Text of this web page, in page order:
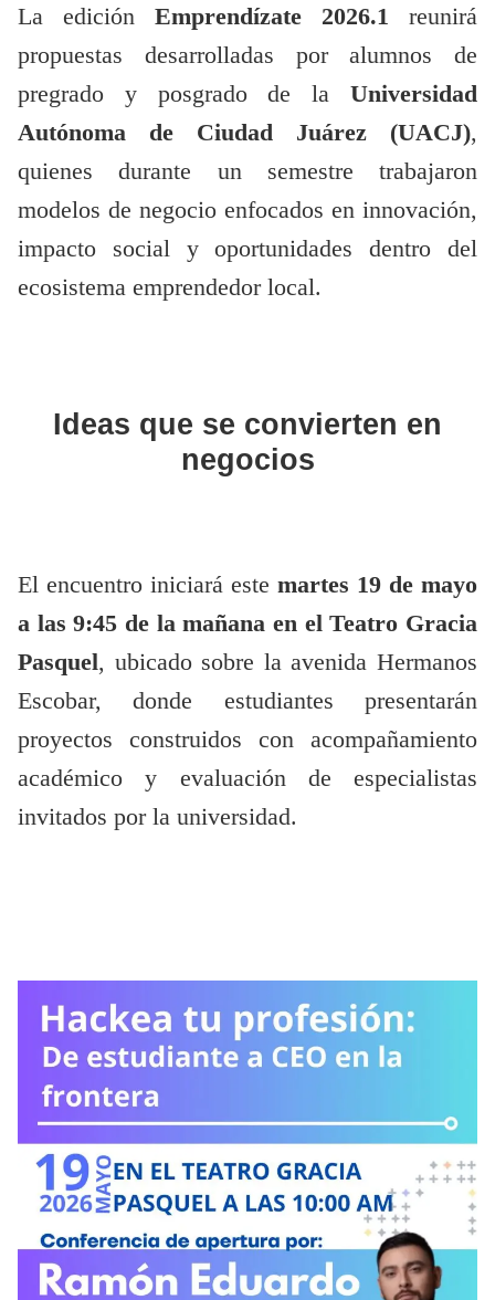
La edición Emprendízate 2026.1 reunirá
propuestas desarrolladas por alumnos de
pregrado y posgrado de la Universidad
Autónoma de Ciudad Juárez (UACJ),
quienes durante un semestre trabajaron
modelos de negocio enfocados en innovación,
impacto social y oportunidades dentro del
ecosistema emprendedor local.
Ideas que se convierten en
negocios
El encuentro iniciará este martes 19 de mayo
a las 9:45 de la mañana en el Teatro Gracia
Pasquel, ubicado sobre la avenida Hermanos
Escobar, donde estudiantes presentarán
proyectos construidos con acompañamiento
académico y evaluación de especialistas
invitados por la universidad.